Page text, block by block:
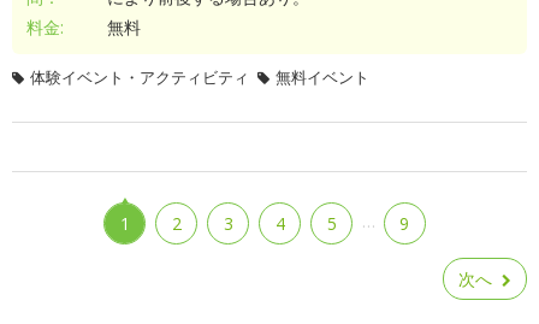
料金:
無料
体験イベント・アクティビティ 無料イベント
1 2 3 4 5 … 9
次へ